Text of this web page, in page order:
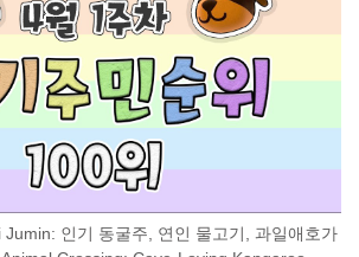
인기 동굴주, 연인 물고기, 과일애호가